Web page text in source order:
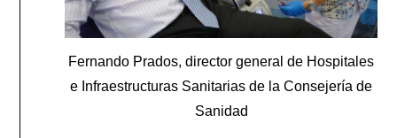
Fernando Prados, director general de Hospitales
e Infraestructuras Sanitarias de la Consejería de
Sanidad